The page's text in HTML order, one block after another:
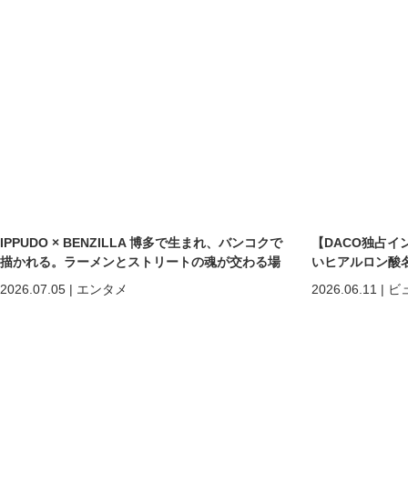
IPPUDO × BENZILLA 博多で生まれ、バンコクで
描かれる。ラーメンとストリートの魂が交わる場
2026.07.05 | エンタメ
【DACO独占
いヒアルロン酸
しくなる」だ
めの美容医療
2026.06.11 | ビ